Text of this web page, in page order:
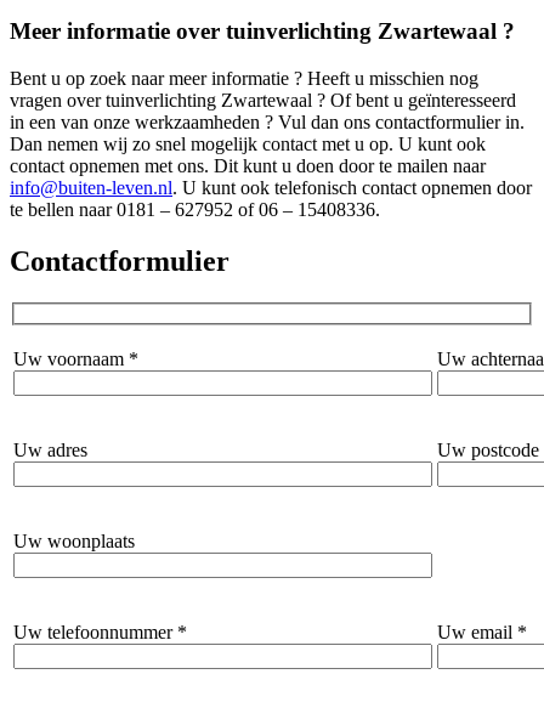
Meer informatie over tuinverlichting Zwartewaal ?
Bent u op zoek naar meer informatie ? Heeft u misschien nog
vragen over tuinverlichting Zwartewaal ? Of bent u geïnteresseerd
in een van onze werkzaamheden ? Vul dan ons contactformulier in.
Dan nemen wij zo snel mogelijk contact met u op. U kunt ook
contact opnemen met ons. Dit kunt u doen door te mailen naar
info@buiten-leven.nl. U kunt ook telefonisch contact opnemen door
te bellen naar 0181 – 627952 of 06 – 15408336.
Contactformulier
Uw voornaam * Uw
Uw adres Uw postcode
Uw woonplaats
Uw telefoonnummer * Uw email *